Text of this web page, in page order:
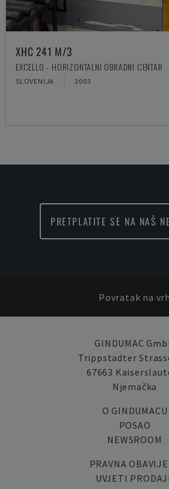
XHC 241 M/3
EXCELLO - HORIZONTALNI OBRADNI CENTAR
SLOVENIJA 2003
PRETPLATITE SE NA NAŠ
Povratak na vrh
GINDUMAC
Trippstadter
67663
Njemačka
O GINDUMACU
POSAO
NEWSROOM
PRAVNA
UVJETI